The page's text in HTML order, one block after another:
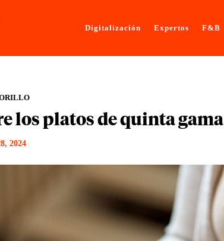
Digitalización Expertos F&B
los platos de quinta gama
2024